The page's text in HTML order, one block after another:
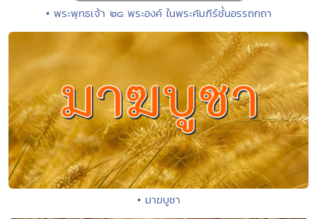
• พระพุทธเจ้า ๒๘ พระองค์ ในพระคัมภีร์ชั้นอรรถกถา
• มาฆบูชา